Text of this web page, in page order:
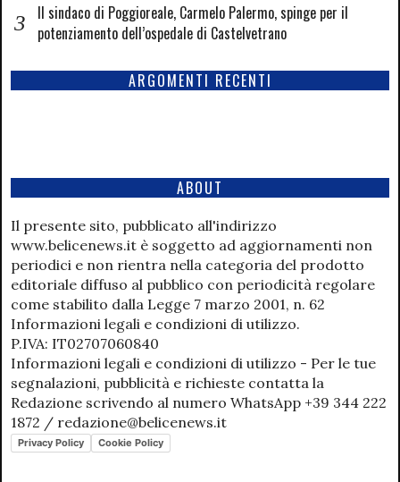
Il sindaco di Poggioreale, Carmelo Palermo, spinge per il
potenziamento dell’ospedale di Castelvetrano
ARGOMENTI RECENTI
ABOUT
Il presente sito, pubblicato all'indirizzo
www.belicenews.it è soggetto ad aggiornamenti non
periodici e non rientra nella categoria del prodotto
editoriale diffuso al pubblico con periodicità regolare
come stabilito dalla Legge 7 marzo 2001, n. 62
Informazioni legali e condizioni di utilizzo.
P.IVA: IT02707060840
Informazioni legali e condizioni di utilizzo - Per le tue
segnalazioni, pubblicità e richieste contatta la
Redazione scrivendo al numero WhatsApp +39 344 222
1872 / redazione@belicenews.it
Privacy Policy Cookie Policy